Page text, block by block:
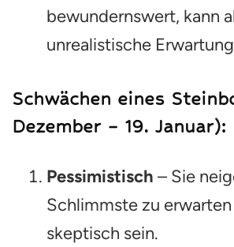
bewundernswert, kann
unrealistische
Schwächen eines
Dezember – 19. Januar):
Pessimistisch – Sie
Schlimmste zu
skeptisch sein.